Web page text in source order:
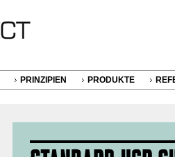
PRINZIPIEN PRODUKTE